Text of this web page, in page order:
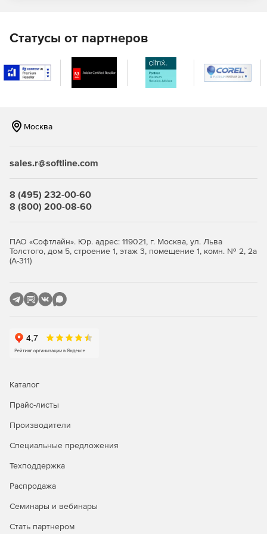
Средства регистрации и учета.
Маркировку документов в системе печати.
«Доктор Веб»
«Крипто-ПРО»
«Рутокен ЭЦП»
АПМДЗ:
«Центурион»
ОС РОСА «КОБАЛЬТ» DX поставляется со следующим
Полнофункциональный офисный пакет Libreoffice.
Интернет-браузер Firefox.
Почтовый клиент Thunderbird.
Статусы от партнеров
Москва
sales.r@softline.com
8 (495) 232-00-60
8 (800) 200-08-60
ПАО «Софтлайн». Юр. адрес: 119021, г. Москва, ул. Льва
Толстого, дом 5, строение 1, этаж 3, помещение 1, комн. № 2, 2а
(А-311)
Каталог
Прайс-листы
Производители
Специальные предложения
Техподдержка
Распродажа
Семинары и вебинары
Стать партнером